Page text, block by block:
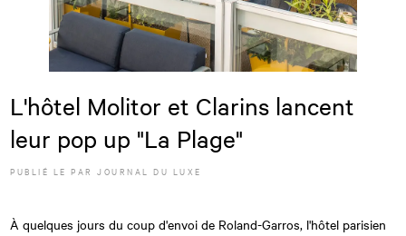
L'hôtel Molitor et Clarins lancent
leur pop up "La Plage"
PUBLIÉ LEPAR JOURNAL DU LUXE
À quelques jours du coup d'envoi de Roland-Garros, l'hôtel parisien